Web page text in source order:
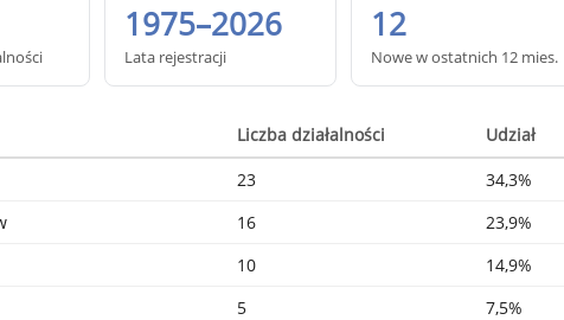
1975–2026
Lata rejestracji
12
Nowe w ostatnich 12 mies.
Liczba działalności
Udział
23
34,3%
16
23,9%
10
14,9%
5
7,5%